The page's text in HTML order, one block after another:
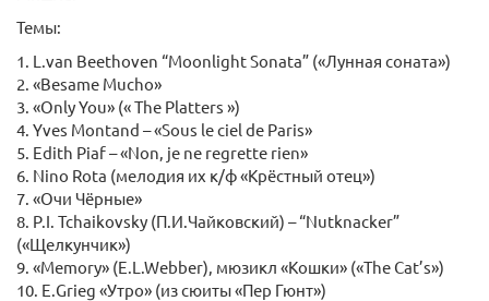
Темы:
1. L.van Beethoven “Moonlight Sonata” («Лунная соната»)
2. «Besame Mucho»
3. «Only You» (« The Platters »)
4. Yves Montand – «Sous le ciel de Paris»
5. Edith Piaf – «Non, je ne regrette rien»
6. Nino Rota (мелодия их к/ф «Крёстный отец»)
7. «Очи Чёрные»
8. P.I. Tchaikovsky (П.И.Чайковский) – “Nutknacker”
(«Щелкунчик»)
9. «Memory» (E.L.Webber), мюзикл «Кошки» («The Cat’s»)
10. E.Grieg «Утро» (из сюиты «Пер Гюнт»)